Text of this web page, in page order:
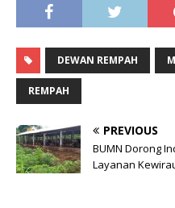
DEWAN REMPAH
REMPAH
PREVIOUS
BUMN Dorong
Layanan